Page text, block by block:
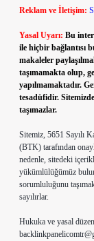
Reklam ve İletişim:
Yasal Uyarı: Bu
ile hiçbir bağlantısı
makaleler
taşımamakta olup,
yapılmamaktadır.
tesadüfidir.
taşımazlar.
Sitemiz, 5651 Sayılı
(BTK) tarafından
nedenle, sitedeki
yükümlülüğümüz
sorumluluğunu
sayılırlar.
Hukuka ve yasal